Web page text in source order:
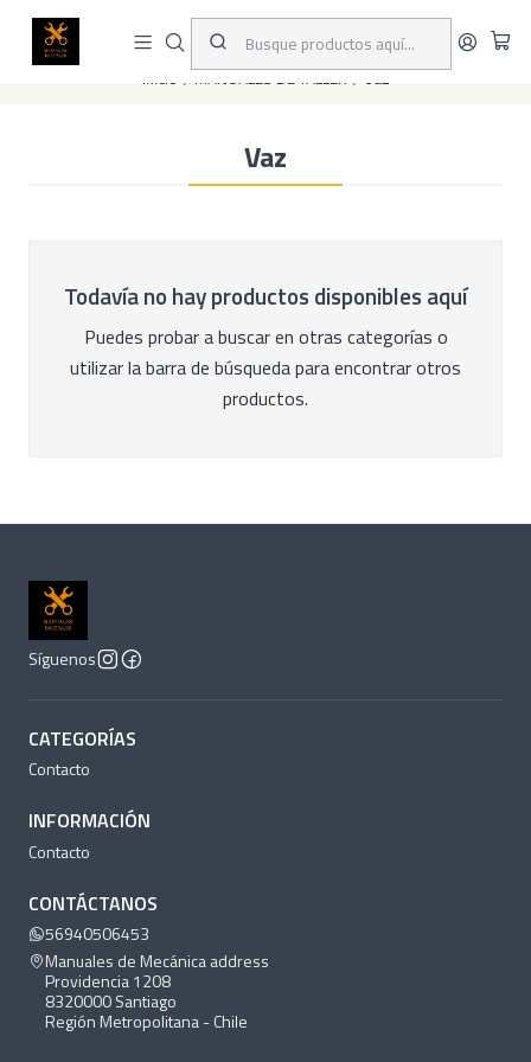
Este es el texto del slide
Inicio MANUALES DE TALLER Vaz
Vaz
Todavía no hay productos disponibles aquí
Puedes probar a buscar en otras categorías o
utilizar la barra de búsqueda para encontrar otros
productos.
Síguenos
CATEGORÍAS
Contacto
INFORMACIÓN
Contacto
CONTÁCTANOS
56940506453
Manuales de Mecánica address
Providencia 1208
8320000 Santiago
Región Metropolitana - Chile